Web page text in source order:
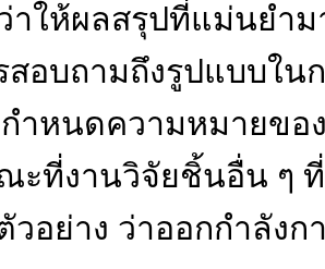
าให้ผลสรุปที่แม่นยำม
สอบถามถึงรูปแบบใน
ำหนดความหมายขอ
ะที่งานวิจัยชิ้นอื่น ๆ
วอย่าง ว่าออกกำลังก